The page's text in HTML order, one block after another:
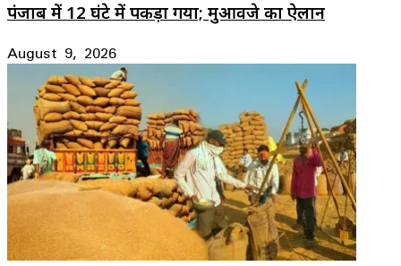
पंजाब में 12 घंटे में पकड़ा गया; मुआवजे का ऐलान
August 9, 2026